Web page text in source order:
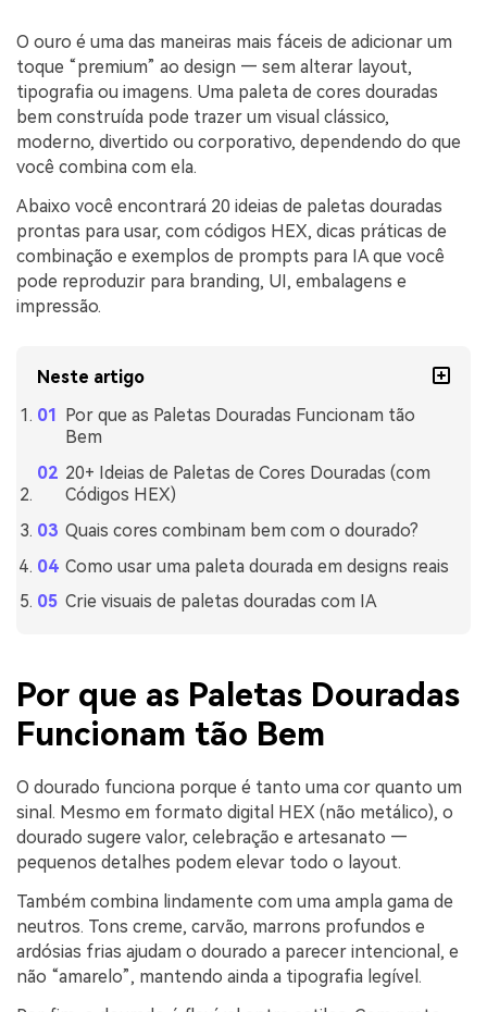
O ouro é uma das maneiras mais fáceis de adicionar um
toque “premium” ao design — sem alterar layout,
tipografia ou imagens. Uma paleta de cores douradas
bem construída pode trazer um visual clássico,
moderno, divertido ou corporativo, dependendo do que
você combina com ela.
Abaixo você encontrará 20 ideias de paletas douradas
prontas para usar, com códigos HEX, dicas práticas de
combinação e exemplos de prompts para IA que você
pode reproduzir para branding, UI, embalagens e
impressão.
Neste artigo
Por que as Paletas Douradas Funcionam tão
Bem
20+ Ideias de Paletas de Cores Douradas (com
Códigos HEX)
Quais cores combinam bem com o dourado?
Como usar uma paleta dourada em designs reais
Crie visuais de paletas douradas com IA
Por que as Paletas Douradas
Funcionam tão Bem
O dourado funciona porque é tanto uma cor quanto um
sinal. Mesmo em formato digital HEX (não metálico), o
dourado sugere valor, celebração e artesanato —
pequenos detalhes podem elevar todo o layout.
Também combina lindamente com uma ampla gama de
neutros. Tons creme, carvão, marrons profundos e
ardósias frias ajudam o dourado a parecer intencional, e
não “amarelo”, mantendo ainda a tipografia legível.